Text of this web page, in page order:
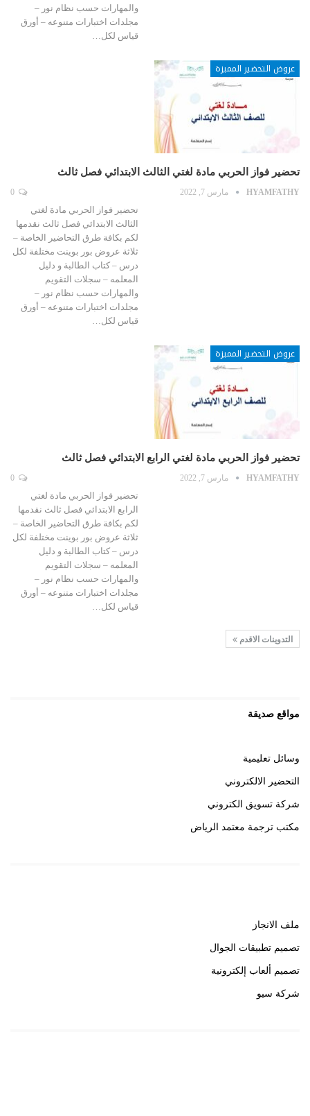
والمهارات حسب نظام نور –
مجلدات اختبارات متنوعه – أورق
قياس لكل…
عروض التحضير المميزة
تحضير فواز الحربي مادة لغتي الثالث الابتدائي فصل ثالث
HYAMFATHY مارس 7, 2022
تحضير فواز الحربي مادة لغتي
الثالث الابتدائي فصل ثالث نقدمها
لكم بكافة طرق التحاضير الخاصة –
ثلاثة عروض بور بوينت مختلفة لكل
درس – كتاب الطالبة و دليل
المعلمه – سجلات التقويم
والمهارات حسب نظام نور –
مجلدات اختبارات متنوعه – أورق
قياس لكل…
عروض التحضير المميزة
تحضير فواز الحربي مادة لغتي الرابع الابتدائي فصل ثالث
HYAMFATHY مارس 7, 2022
تحضير فواز الحربي مادة لغتي
الرابع الابتدائي فصل ثالث نقدمها
لكم بكافة طرق التحاضير الخاصة –
ثلاثة عروض بور بوينت مختلفة لكل
درس – كتاب الطالبة و دليل
المعلمه – سجلات التقويم
والمهارات حسب نظام نور –
مجلدات اختبارات متنوعه – أورق
قياس لكل…
التدوينات الاقدم
مواقع صديقة
وسائل تعليمية
التحضير الالكتروني
شركة تسويق الكتروني
مكتب ترجمة معتمد الرياض
ملف الانجاز
تصميم تطبيقات الجوال
تصميم ألعاب إلكترونية
شركة سيو